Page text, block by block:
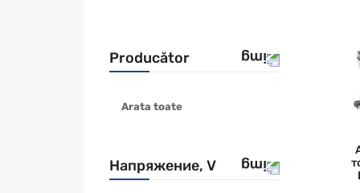
Producător
DEWALT
RYOBI
STANLEY
Arata toate
Напряжение, V